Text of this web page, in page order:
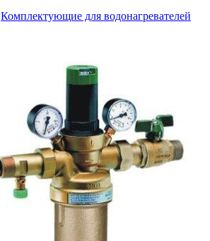
Комплектующие для водонагревателей